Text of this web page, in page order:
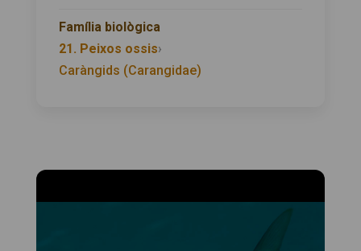
Família biològica
21. Peixos ossis›
Caràngids (Carangidae)